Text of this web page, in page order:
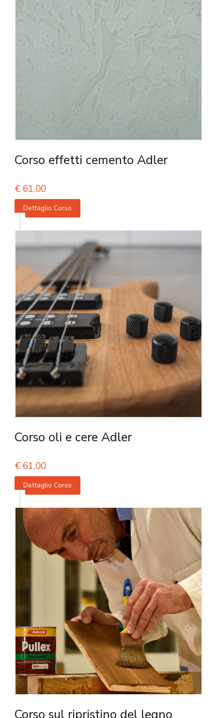
Corso effetti cemento Adler
€ 61,00
Dettaglio Corso
Corso oli e cere Adler
€ 61,00
Dettaglio Corso